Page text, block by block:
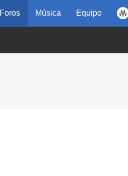
Foros Música Equipo